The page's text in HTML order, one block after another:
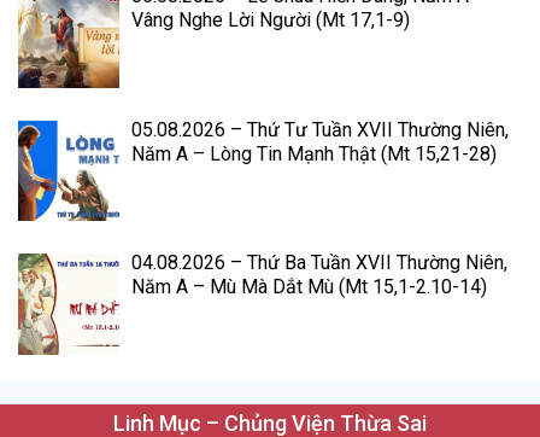
Vâng Nghe Lời Người (Mt 17,1-9)
05.08.2026 – Thứ Tư Tuần XVII Thường Niên,
Năm A – Lòng Tin Mạnh Thật (Mt 15,21-28)
04.08.2026 – Thứ Ba Tuần XVII Thường Niên,
Năm A – Mù Mà Dắt Mù (Mt 15,1-2.10-14)
Linh Mục – Chủng Viện Thừa Sai